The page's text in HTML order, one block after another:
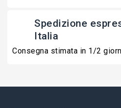
Spedizione
Italia
Consegna stimata in 1/2